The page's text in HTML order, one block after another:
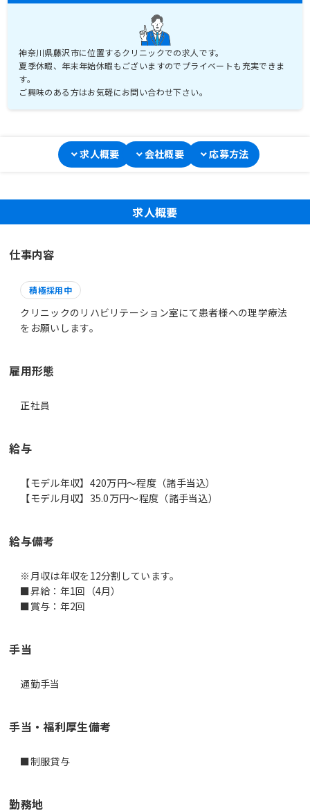
神奈川県藤沢市に位置するクリニックでの求人です。
夏季休暇、年末年始休暇もございますのでプライベートも充実できま
す。
ご興味のある方はお気軽にお問い合わせ下さい。
求人概要 会社概要 応募方法
求人概要
仕事内容
積極採用中
クリニックのリハビリテーション室にて患者様への理学療法
をお願いします。
雇用形態
正社員
給与
【モデル年収】420万円〜程度（諸手当込）
【モデル月収】35.0万円〜程度（諸手当込）
給与備考
※月収は年収を12分割しています。
■昇給：年1回（4月）
■賞与：年2回
手当
通勤手当
手当・福利厚生備考
■制服貸与
勤務地